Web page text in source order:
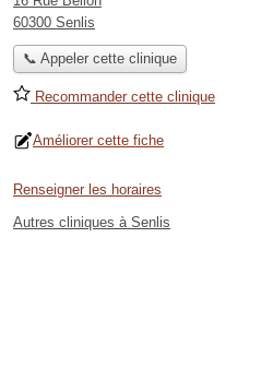
60300 Senlis
📞 Appeler cette clinique
Recommander cette clinique
Améliorer cette fiche
Renseigner les horaires
Autres cliniques à Senlis